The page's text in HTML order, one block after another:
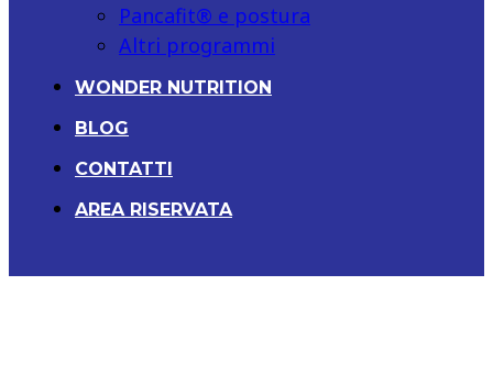
Pancafit® e postura
Altri programmi
WONDER NUTRITION
BLOG
CONTATTI
AREA RISERVATA